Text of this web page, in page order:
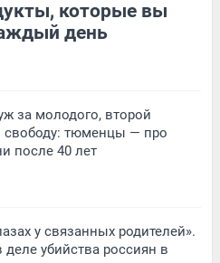
которые вы
день
за молодого, второй
свободу: тюменцы — про
после 40 лет
у связанных родителей».
убийства россиян в